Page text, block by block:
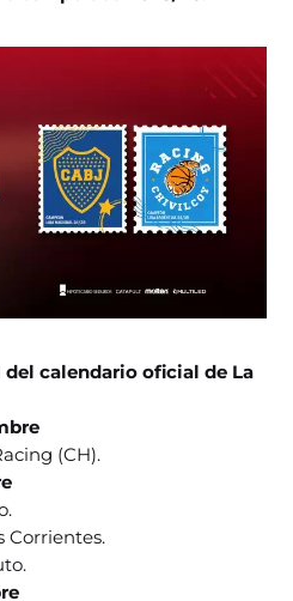
del calendario oficial de La
(CH).
Corrientes.